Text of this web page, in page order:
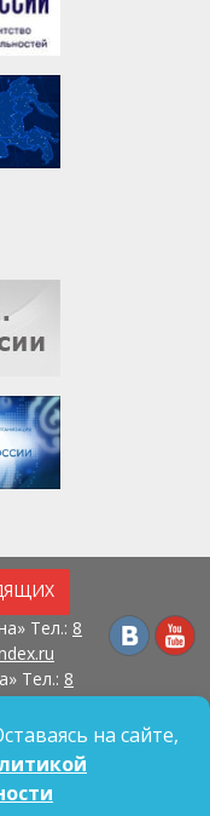
Тел.: 8
Тел.: 8
на сайте,